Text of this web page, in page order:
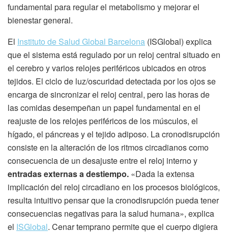
fundamental para regular el metabolismo y mejorar el
bienestar general.
El Instituto de Salud Global Barcelona (ISGlobal) explica
que el sistema está regulado por un reloj central situado en
el cerebro y varios relojes periféricos ubicados en otros
tejidos. El ciclo de luz/oscuridad detectada por los ojos se
encarga de sincronizar el reloj central, pero las horas de
las comidas desempeñan un papel fundamental en el
reajuste de los relojes periféricos de los músculos, el
hígado, el páncreas y el tejido adiposo. La cronodisrupción
consiste en la alteración de los ritmos circadianos como
consecuencia de un desajuste entre el reloj interno y
entradas externas a destiempo. «Dada la extensa
implicación del reloj circadiano en los procesos biológicos,
resulta intuitivo pensar que la cronodisrupción pueda tener
consecuencias negativas para la salud humana», explica
el ISGlobal. Cenar temprano permite que el cuerpo digiera